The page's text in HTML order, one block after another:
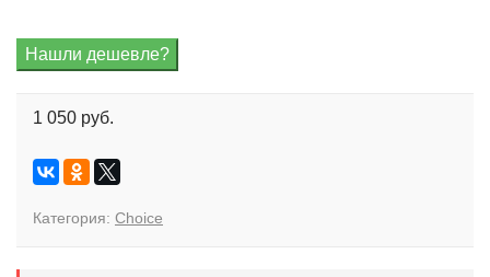
1 050 руб.
Категория: Choice